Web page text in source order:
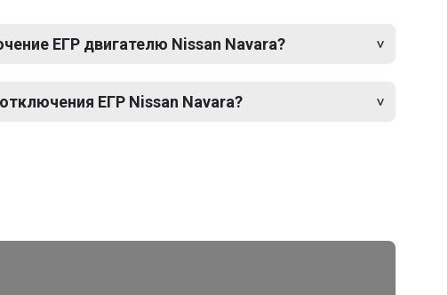
ЕГР двигателю Nissan Navara?
ЕГР Nissan Navara?